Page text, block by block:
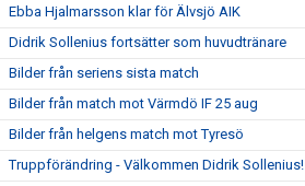
Ebba Hjalmarsson klar för Älvsjö AIK
Didrik Sollenius fortsätter som huvudtränare
Bilder från seriens sista match
Bilder från match mot Värmdö IF 25 aug
Bilder från helgens match mot Tyresö
Truppförändring - Välkommen Didrik Sollenius!